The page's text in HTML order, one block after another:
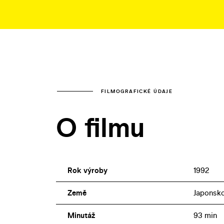
FILMOGRAFICKÉ ÚDAJE
O filmu
Rok výroby 1992
Země
Minutáž 93 min